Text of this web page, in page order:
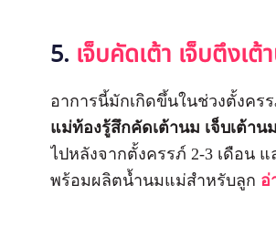
5. เจ็บคัดเต้า เจ็บตึงเ
อาการนี้มักเกิดขึ้นในช่วงตั้งคร
แม่ท้องรู้สึกคัดเต้านม เจ็บเต้านม
ไปหลังจากตั้งครรภ์ 2-3 เดือน
พร้อมผลิตน้ำนมแม่สำหรับลูก อ่